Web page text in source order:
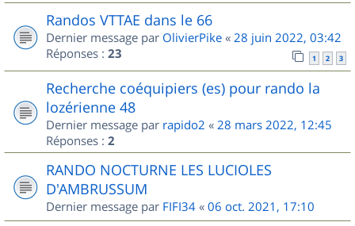
Randos VTTAE dans le 66
Dernier message par OlivierPike « 28 juin 2022, 03:42
Réponses : 23 1 2 3
Recherche coéquipiers (es) pour rando la
lozérienne 48
Dernier message par rapido2 « 28 mars 2022, 12:45
Réponses : 2
RANDO NOCTURNE LES LUCIOLES
D'AMBRUSSUM
Dernier message par FIFI34 « 06 oct. 2021, 17:10